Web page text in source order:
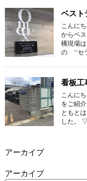
ベスト
こんに
からベ
構現場
の ‘‘セ
看板工
こんに
をご紹
ともと
した。
アーカイブ
アーカイブ